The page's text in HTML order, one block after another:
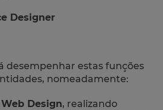
Designer
desempenhar estas funções
nomeadamente:
Design, realizando